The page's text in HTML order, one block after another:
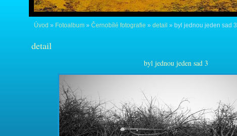
Úvod » Fotoalbum » Černobílé fotografie » detail » byl jednou jeden sad 3
detail
byl jednou jeden sad 3